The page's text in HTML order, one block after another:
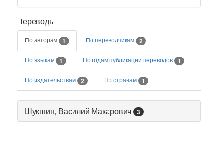
Переводы
По авторам 1 По переводчикам 2
По языкам 1 По годам публикации переводов 1
По издательствам 2 По странам 1
Шукшин, Василий Макарович 3